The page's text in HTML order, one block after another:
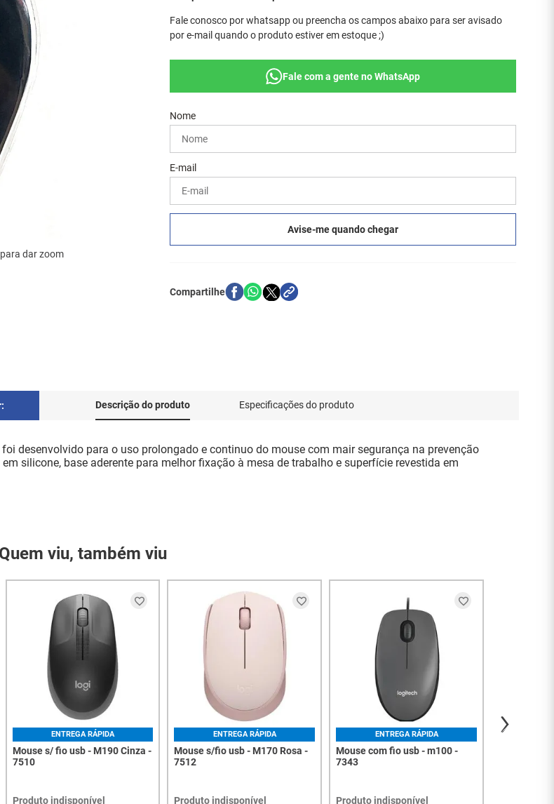
dar zoom
Fale conosco por whatsapp ou preencha os campos abaixo para ser avisado
por e-mail quando o produto estiver em estoque ;)
Fale com a gente no WhatsApp
Descrição do produto Especificações do produto
desenvolvido para o uso prolongado e continuo do mouse com mair segurança na prevenção
silicone, base aderente para melhor fixação à mesa de trabalho e superfície revestida em
Quem viu, também viu
ENTREGA RÁPIDA
Mouse s/ fio usb - M190 Cinza -
7510
Produto indisponível
ENTREGA RÁPIDA
Mouse s/fio usb - M170 Rosa -
7512
Produto indisponível
ENTREGA RÁPIDA
Mouse com fio usb - m100 -
7343
Produto indisponível